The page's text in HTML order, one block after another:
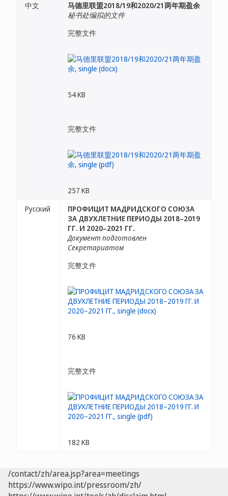
中文
马德里联盟2018/19和2020/21两年期盈余
秘书处编拟的文件
完整文件
54 KB
完整文件
257 KB
Русский
ПРОФИЦИТ МАДРИДСКОГО СОЮЗА
ЗА ДВУХЛЕТНИЕ ПЕРИОДЫ 2018–2019
ГГ. И 2020–2021 ГГ.
Документ подготовлен
Секретариатом
完整文件
76 KB
完整文件
182 KB
/contact/zh/area.jsp?area=meetings
https://www.wipo.int/pressroom/zh/